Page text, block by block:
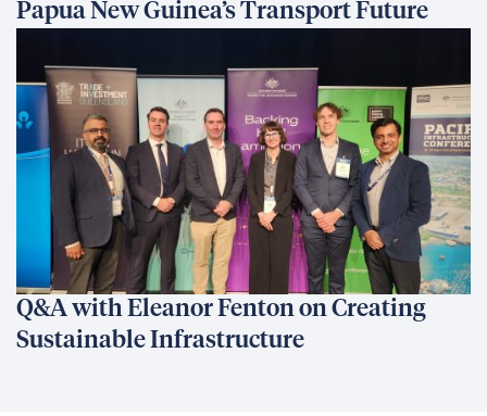
Papua New Guinea’s Transport Future
Q&A with Eleanor Fenton on Creating
Sustainable Infrastructure